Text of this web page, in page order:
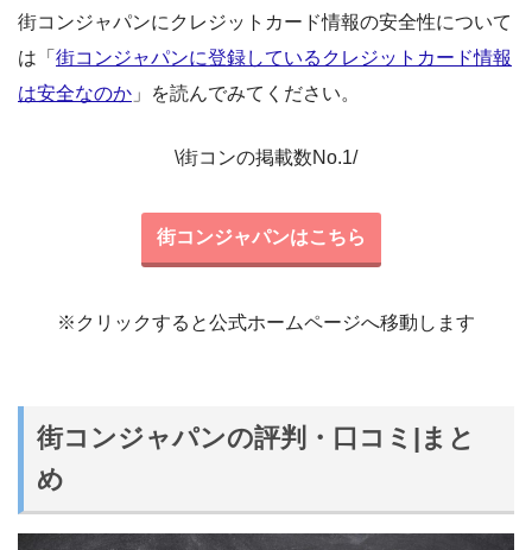
街コンジャパンにクレジットカード情報の安全性について
は「 街コンジャパンに登録しているクレジットカード情報
は安全なのか 」を読んでみてください。
\街コンの掲載数No.1/
街コンジャパンはこちら
※クリックすると公式ホームページへ移動します
街コンジャパンの評判・口コミ|まと
め